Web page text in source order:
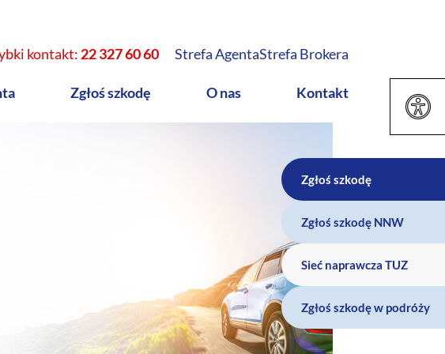
kontakt: 22 327 60 60 Strefa AgentaStrefa Brokera
Zgłoś szkodę O nas Kontakt
Zgłoś szkodę
Zgłoś szkodę NNW
Sieć naprawcza TUZ
Zgłoś szkodę w podróży